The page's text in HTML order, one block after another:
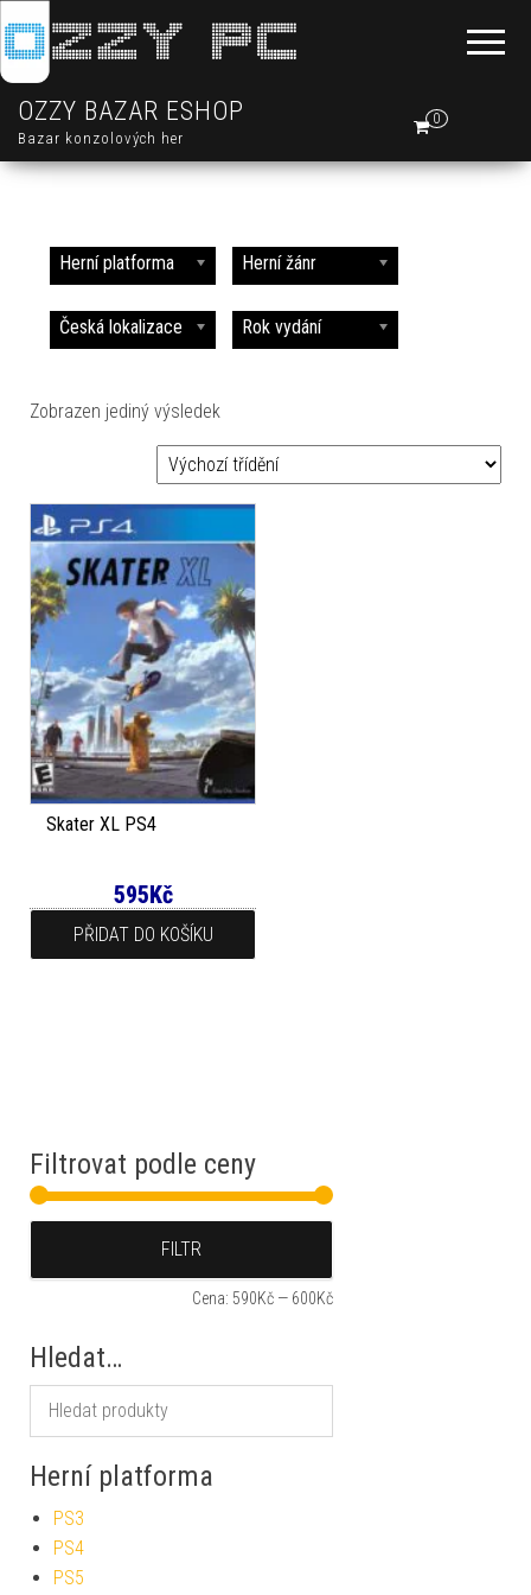
OZZY BAZAR ESHOP
Bazar konzolových her
0
Herní platforma Herní žánr
Česká lokalizace Rok vydání
Zobrazen jediný výsledek
Skater XL PS4
595Kč
PŘIDAT DO KOŠÍKU
Filtrovat podle ceny
FILTR
Cena: 590Kč — 600Kč
Hledat…
Herní platforma
PS3
PS4
PS5